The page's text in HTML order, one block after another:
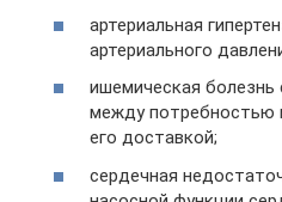
артериальная
артериального
ишемическая
между потребностью
его доставкой;
сердечная